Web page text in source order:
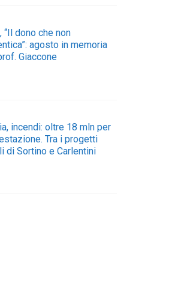
“Il dono che non
agosto in memoria
Giaccone
incendi: oltre 18 mln per
Tra i progetti
di Sortino e Carlentini